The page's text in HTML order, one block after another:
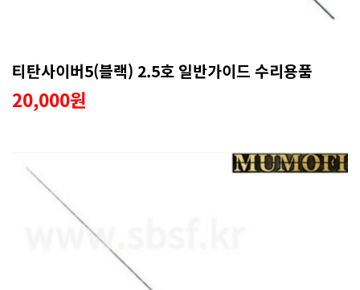
티탄사이버5(블랙) 2.5호 일반가이드 수리용품
20,000원